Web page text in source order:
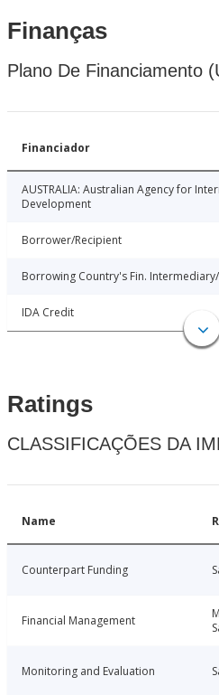
Finanças
Plano De Financiamento
Financiador
AUSTRALIA: Australian Agency for
Development
Borrower/Recipient
Borrowing Country's Fin.
IDA Credit
Ratings
CLASSIFICAÇÕES DA
Name
Counterpart Funding
Financial Management
Monitoring and Evaluation